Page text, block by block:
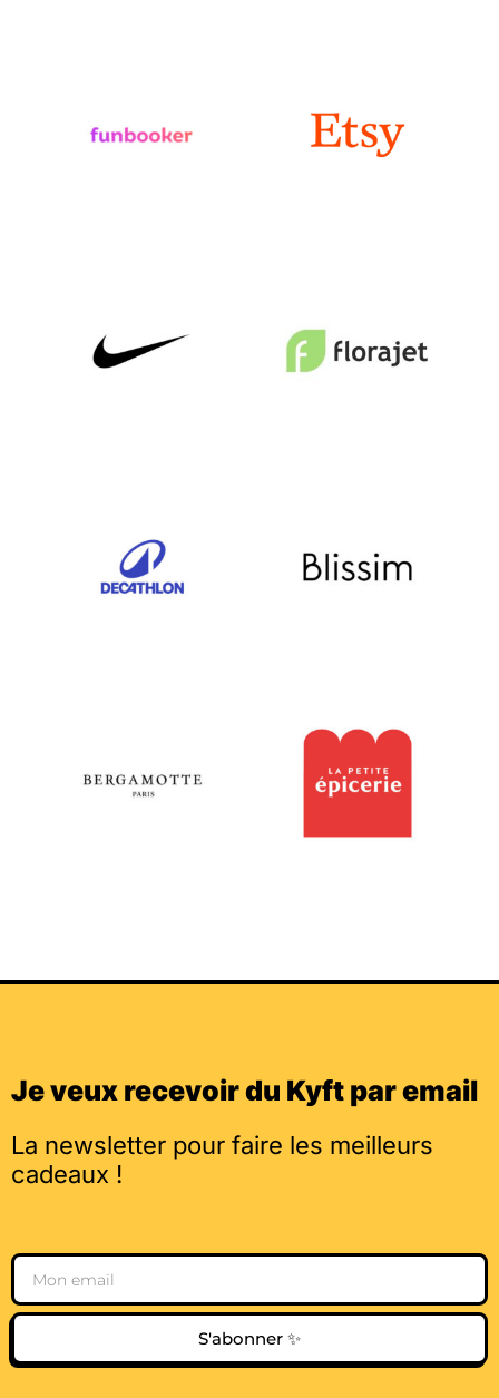
Je veux recevoir du Kyft par email
La newsletter pour faire les meilleurs
cadeaux !
Email
S'abonner ✨